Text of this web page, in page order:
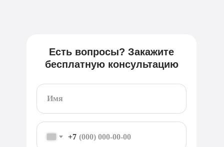
+7
Есть вопросы? Закажите
бесплатную консультацию